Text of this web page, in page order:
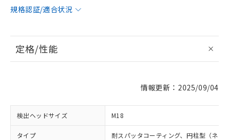
規格認証/適合状況
定格/性能
情報更新：2025/09/04
検出ヘッドサイズ M18
タイプ 耐スパッタコーティング、円柱型（ネジ